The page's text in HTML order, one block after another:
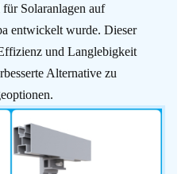
Solaranlagen auf
entwickelt wurde. Dieser
und Langlebigkeit
Alternative zu